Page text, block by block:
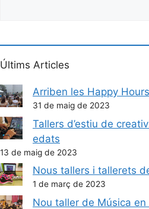
Últims Articles
Arriben les Happy
31 de maig de 2023
Tallers d’estiu de
edats
13 de maig de 2023
Nous tallers i tallerets
1 de març de 2023
Nou taller de Música